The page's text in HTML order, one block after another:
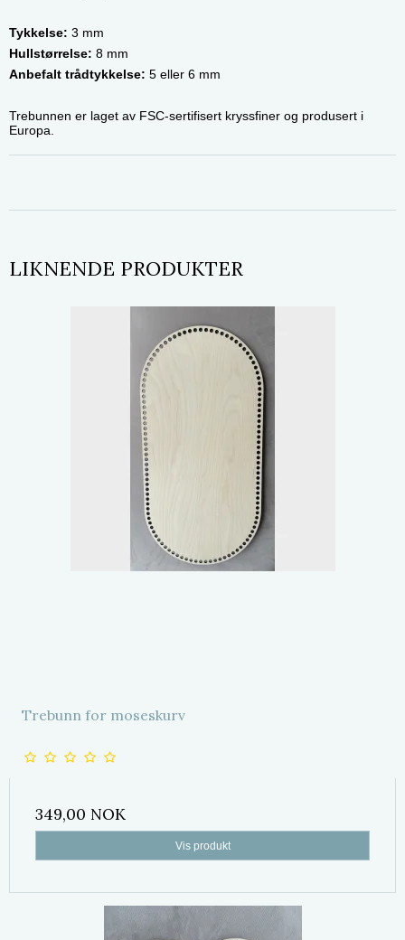
Tykkelse: 3 mm
Hullstørrelse: 8 mm
Anbefalt trådtykkelse: 5 eller 6 mm
Trebunnen er laget av FSC-sertifisert kryssfiner og produsert i
Europa.
LIKNENDE PRODUKTER
Trebunn for moseskurv
349,00 NOK
Vis produkt